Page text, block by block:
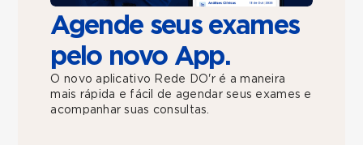
Agende seus exames
pelo novo App.
O novo aplicativo Rede DO'r é a maneira
mais rápida e fácil de agendar seus exames e
acompanhar suas consultas.